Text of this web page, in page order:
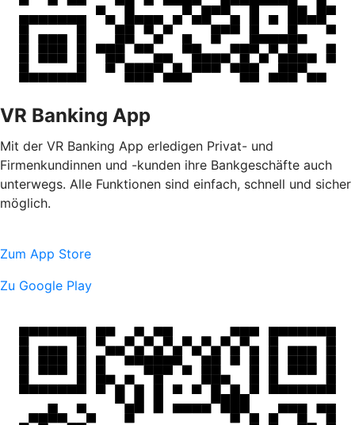
VR Banking App
Mit der VR Banking App erledigen Privat- und
Firmenkundinnen und -kunden ihre Bankgeschäfte auch
unterwegs. Alle Funktionen sind einfach, schnell und sicher
möglich.
Zum App Store
Zu Google Play